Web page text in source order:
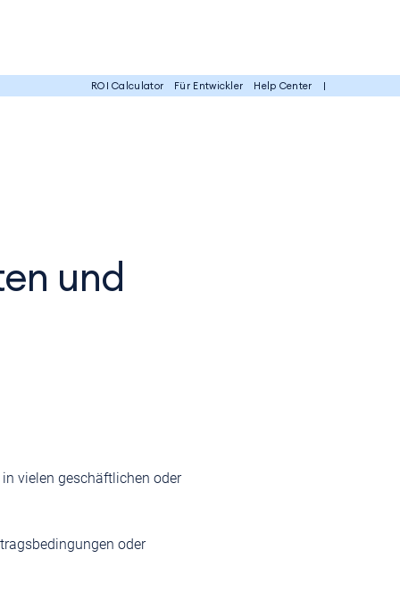
ROI Calculator Für Entwickler Help Center |
und
vielen geschäftlichen oder
oder